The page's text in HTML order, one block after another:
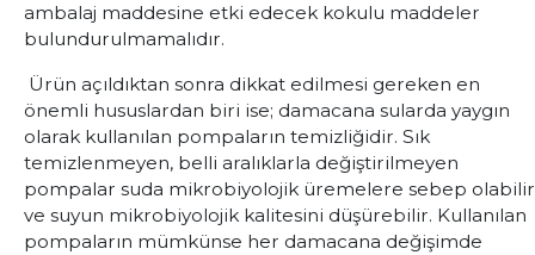
ambalaj maddesine etki edecek kokulu maddeler
bulundurulmamalıdır.
Ürün açıldıktan sonra dikkat edilmesi gereken en
önemli hususlardan biri ise; damacana sularda yaygın
olarak kullanılan pompaların temizliğidir. Sık
temizlenmeyen, belli aralıklarla değiştirilmeyen
pompalar suda mikrobiyolojik üremelere sebep olabilir
ve suyun mikrobiyolojik kalitesini düşürebilir. Kullanılan
pompaların mümkünse her damacana değişimde